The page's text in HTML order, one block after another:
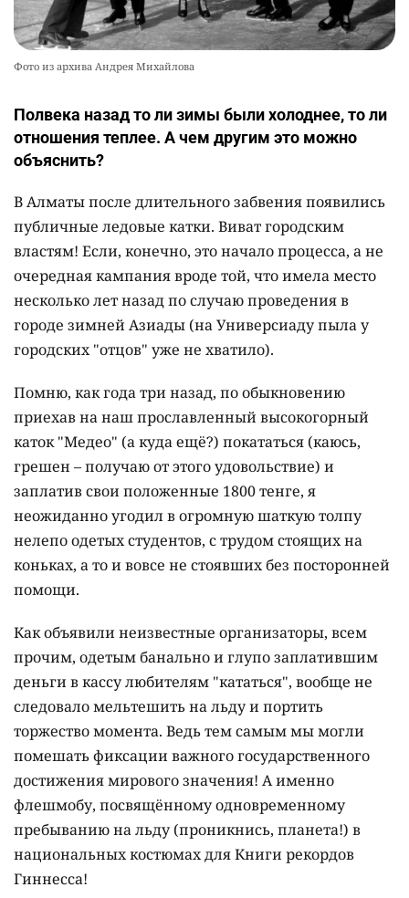
Фото из архива Андрея Михайлова
Полвека назад то ли зимы были холоднее, то ли
отношения теплее. А чем другим это можно
объяснить?
В Алматы после длительного забвения появились
публичные ледовые катки. Виват городским
властям! Если, конечно, это начало процесса, а не
очередная кампания вроде той, что имела место
несколько лет назад по случаю проведения в
городе зимней Азиады (на Универсиаду пыла у
городских "отцов" уже не хватило).
Помню, как года три назад, по обыкновению
приехав на наш прославленный высокогорный
каток "Медео" (а куда ещё?) покататься (каюсь,
грешен – получаю от этого удовольствие) и
заплатив свои положенные 1800 тенге, я
неожиданно угодил в огромную шаткую толпу
нелепо одетых студентов, с трудом стоящих на
коньках, а то и вовсе не стоявших без посторонней
помощи.
Как объявили неизвестные организаторы, всем
прочим, одетым банально и глупо заплатившим
деньги в кассу любителям "кататься", вообще не
следовало мельтешить на льду и портить
торжество момента. Ведь тем самым мы могли
помешать фиксации важного государственного
достижения мирового значения! А именно
флешмобу, посвящённому одновременному
пребыванию на льду (проникнись, планета!) в
национальных костюмах для Книги рекордов
Гиннесса!